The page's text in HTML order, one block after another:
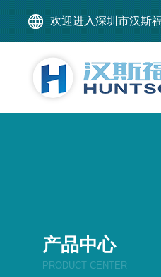
欢迎进入深圳市汉斯
产品中心
PRODUCT CENTER